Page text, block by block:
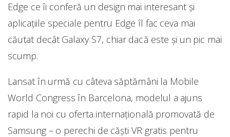
Edge ce îi conferă un design mai interesant și
aplicațiile speciale pentru Edge îl fac ceva mai
căutat decât Galaxy S7, chiar dacă este și un pic mai
scump.
Lansat în urmă cu câteva săptămâni la Mobile
World Congress în Barcelona, modelul a ajuns
rapid la noi cu oferta internațională promovată de
Samsung – o perechi de căști VR gratis pentru